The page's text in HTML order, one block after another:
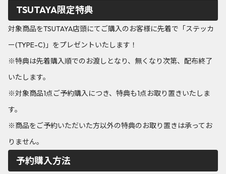
TSUTAYA限定特典
対象商品をTSUTAYA店頭にてご購入のお客様に先着で「ステッカ
ー(TYPE-C)」をプレゼントいたします！
※特典は先着購入順でのお渡しとなり、無くなり次第、配布終了
いたします。
※対象商品1点ご予約購入につき、特典も1点お取り置きいたしま
す。
※商品をご予約いただいた方以外の特典のお取り置きは承ってお
りません。
予約購入方法